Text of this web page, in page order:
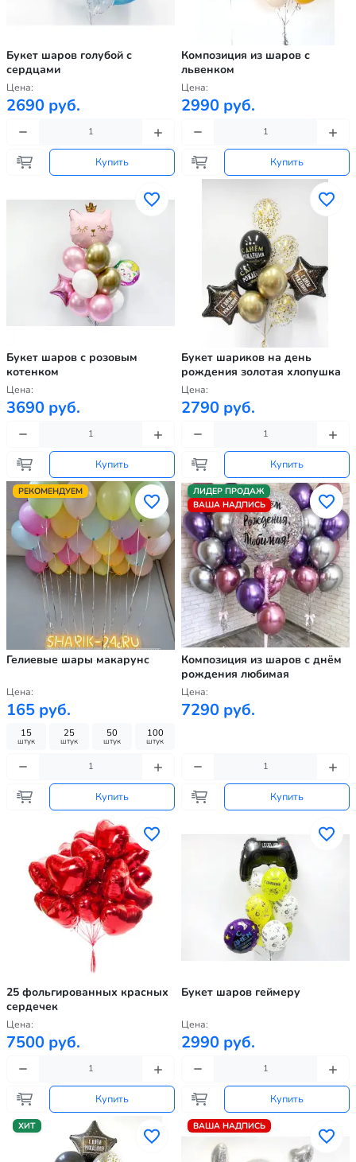
Букет шаров голубой с
сердцами
Цена:
2690 руб.
Купить
Композиция из шаров с
львенком
Цена:
2990 руб.
Купить
Букет шаров с розовым
котенком
Цена:
3690 руб.
Купить
Букет шариков на день
рождения золотая хлопушка
Цена:
2790 руб.
Купить
РЕКОМЕНДУЕМ
Гелиевые шары макарунс
Цена:
165 руб.
15
штук
25
штук
50
штук
100
штук
Купить
ЛИДЕР ПРОДАЖ
ВАША НАДПИСЬ
Композиция из шаров с днём
рождения любимая
Цена:
7290 руб.
Купить
25 фольгированных красных
сердечек
Цена:
7500 руб.
Купить
Букет шаров геймеру
Цена:
2990 руб.
Купить
ХИТ ВАША НАДПИСЬ